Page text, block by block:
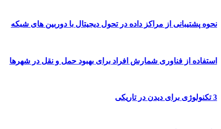
نحوه پشتیبانی از مراکز داده در تحول دیجیتال با دوربین های شبکه
استفاده از فناوری شمارش افراد برای بهبود حمل و نقل در شهرها
3 تکنولوژی برای دیدن در تاریکی